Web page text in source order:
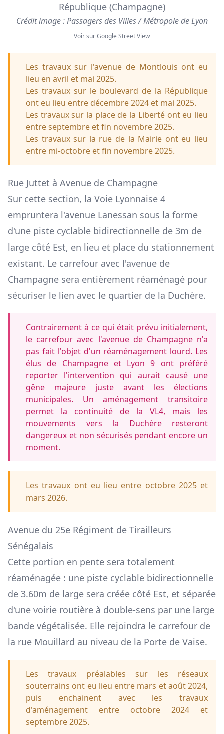
République (Champagne)
Crédit image : Passagers des Villes / Métropole de Lyon
Voir sur Google Street View
Les travaux sur l'avenue de Montlouis ont eu
lieu en avril et mai 2025.
Les travaux sur le boulevard de la République
ont eu lieu entre décembre 2024 et mai 2025.
Les travaux sur la place de la Liberté ont eu lieu
entre septembre et fin novembre 2025.
Les travaux sur la rue de la Mairie ont eu lieu
entre mi-octobre et fin novembre 2025.
Rue Juttet à Avenue de Champagne
Sur cette section, la Voie Lyonnaise 4
empruntera l'avenue Lanessan sous la forme
d'une piste cyclable bidirectionnelle de 3m de
large côté Est, en lieu et place du stationnement
existant. Le carrefour avec l'avenue de
Champagne sera entièrement réaménagé pour
sécuriser le lien avec le quartier de la Duchère.
Contrairement à ce qui était prévu initialement,
le carrefour avec l'avenue de Champagne n'a
pas fait l'objet d'un réaménagement lourd. Les
élus de Champagne et Lyon 9 ont préféré
reporter l'intervention qui aurait causé une
gêne majeure juste avant les élections
municipales. Un aménagement transitoire
permet la continuité de la VL4, mais les
mouvements vers la Duchère resteront
dangereux et non sécurisés pendant encore un
moment.
Les travaux ont eu lieu entre octobre 2025 et
mars 2026.
Avenue du 25e Régiment de Tirailleurs
Sénégalais
Cette portion en pente sera totalement
réaménagée : une piste cyclable bidirectionnelle
de 3.60m de large sera créée côté Est, et séparée
d'une voirie routière à double-sens par une large
bande végétalisée. Elle rejoindra le carrefour de
la rue Mouillard au niveau de la Porte de Vaise.
Les travaux préalables sur les réseaux
souterrains ont eu lieu entre mars et août 2024,
puis enchainent avec les travaux
d'aménagement entre octobre 2024 et
septembre 2025.